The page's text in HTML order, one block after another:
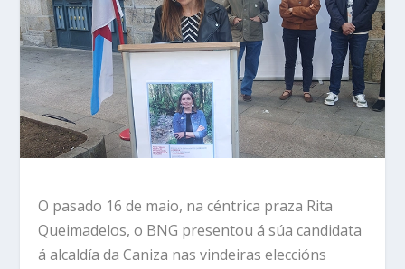
O pasado 16 de maio, na céntrica praza Rita
Queimadelos, o BNG presentou á súa candidata
á alcaldía da Caniza nas vindeiras eleccións